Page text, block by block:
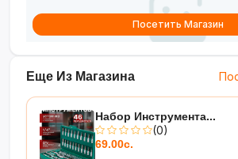
Еще Из Магазина
Набор Инструмента...
(0)
69.00с.
Посетить Магазин